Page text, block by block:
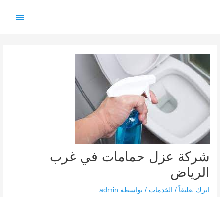
شركة عزل حمامات في غرب
الرياض
اترك تعليقاً / الخدمات / بواسطة admin